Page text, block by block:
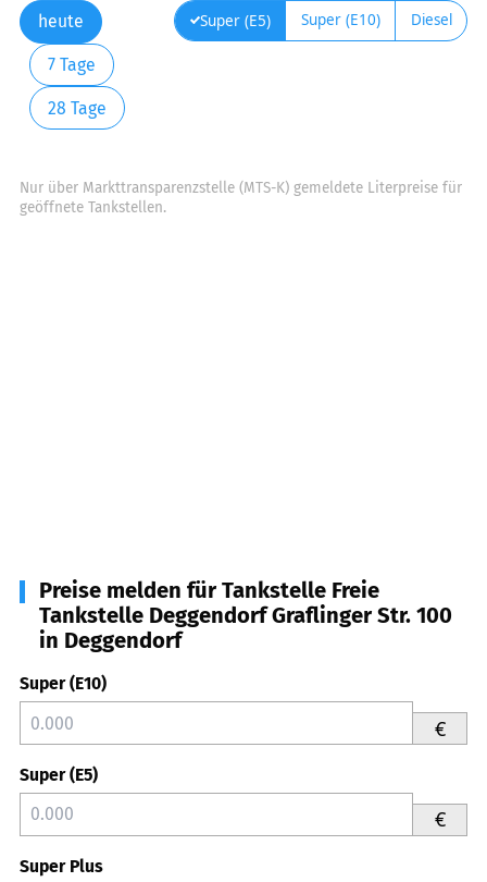
heute
7 Tage
28 Tage
Super (E5) Super (E10) Diesel
Nur über Markttransparenzstelle (MTS-K) gemeldete Literpreise für
geöffnete Tankstellen.
Preise melden für Tankstelle Freie
Tankstelle Deggendorf Graflinger Str. 100
in Deggendorf
Super (E10)
€
Super (E5)
€
Super Plus